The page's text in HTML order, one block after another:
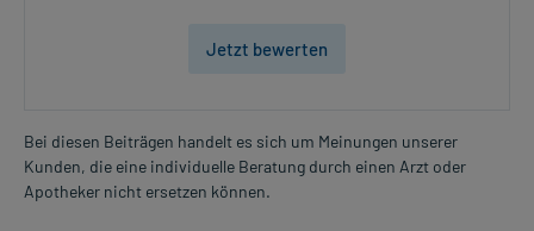
Jetzt bewerten
Bei diesen Beiträgen handelt es sich um Meinungen unserer
Kunden, die eine individuelle Beratung durch einen Arzt oder
Apotheker nicht ersetzen können.